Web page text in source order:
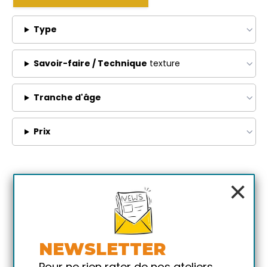
Type
Savoir-faire / Technique texture
Tranche d'âge
Prix
×
NEWSLETTER